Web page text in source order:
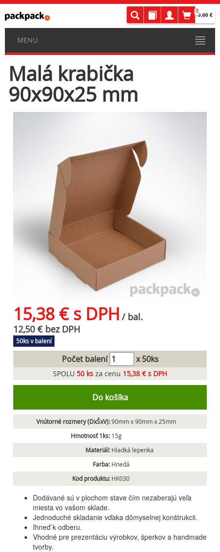
0
0.00 €
MENU
Malá krabička
90x90x25 mm
15,38 € s DPH / bal.
12,50 € bez DPH
50ks v balení
Počet balení x 50ks
SPOLU 50 ks za cenu 15,38 € s DPH
Do košíka
Vnútorné rozmery (DxŠxV):90mm x 90mm x 25mm
Hmotnosť 1ks: 15g
Materiál: Hladká lepenka
Farba: Hnedá
Kod produktu: HK030
Dodávané sú v plochom stave čím nezaberajú veľa
miesta vo vašom sklade.
Jednoduché skladanie vďaka dômyselnej konštrukcii.
Ihneď k odberu.
Vhodné pre prezentáciu výrobkov, šperkov a handmade
tvorby.